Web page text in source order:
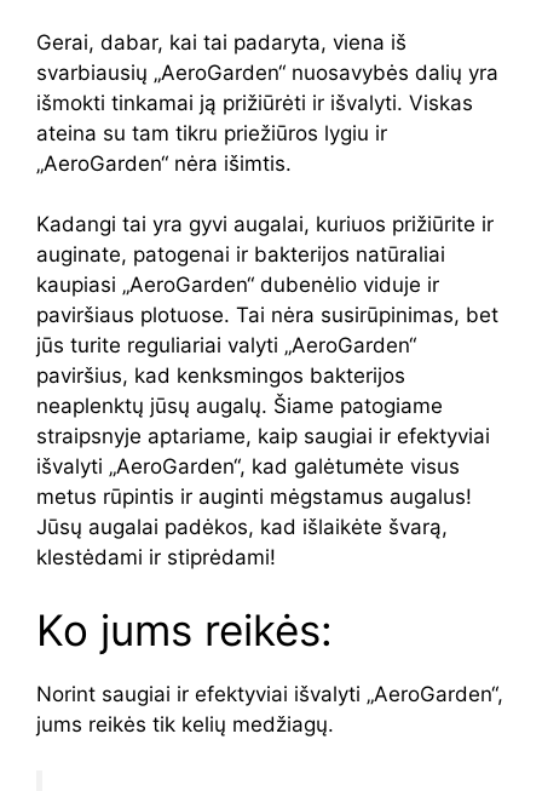
Gerai, dabar, kai tai padaryta, viena iš
svarbiausių „AeroGarden“ nuosavybės dalių yra
išmokti tinkamai ją prižiūrėti ir išvalyti. Viskas
ateina su tam tikru priežiūros lygiu ir
„AeroGarden“ nėra išimtis.
Kadangi tai yra gyvi augalai, kuriuos prižiūrite ir
auginate, patogenai ir bakterijos natūraliai
kaupiasi „AeroGarden“ dubenėlio viduje ir
paviršiaus plotuose. Tai nėra susirūpinimas, bet
jūs turite reguliariai valyti „AeroGarden“
paviršius, kad kenksmingos bakterijos
neaplenktų jūsų augalų. Šiame patogiame
straipsnyje aptariame, kaip saugiai ir efektyviai
išvalyti „AeroGarden“, kad galėtumėte visus
metus rūpintis ir auginti mėgstamus augalus!
Jūsų augalai padėkos, kad išlaikėte švarą,
klestėdami ir stiprėdami!
Ko jums reikės:
Norint saugiai ir efektyviai išvalyti „AeroGarden“,
jums reikės tik kelių medžiagų.